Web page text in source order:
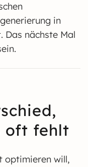
in
Das nächste Mal
oft fehlt
optimieren will,